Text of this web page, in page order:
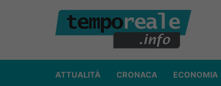
ATTUALITÀ CRONACA ECONOMIA